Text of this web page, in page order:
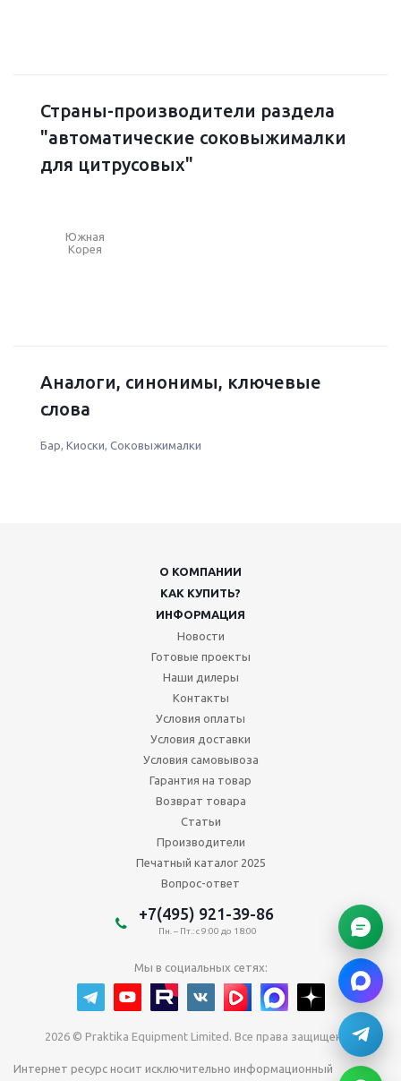
Страны-производители раздела
"автоматические соковыжималки
для цитрусовых"
Южная
Корея
Аналоги, синонимы, ключевые
слова
Бар Киоски Соковыжималки
О КОМПАНИИ
КАК КУПИТЬ?
ИНФОРМАЦИЯ
Новости
Готовые проекты
Наши дилеры
Контакты
Условия оплаты
Условия доставки
Условия самовывоза
Гарантия на товар
Возврат товара
Статьи
Производители
Печатный каталог 2025
Вопрос-ответ
+7(495) 921-39-86
Пн. – Пт.: с 9:00 до 18:00
Мы в социальных сетях:
2026 © Praktika Equipment Limited. Все права защищены.
Интернет ресурс носит исключительно информационный